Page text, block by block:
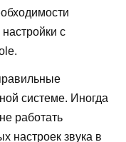
с
системе. Иногда
работать
настроек звука в